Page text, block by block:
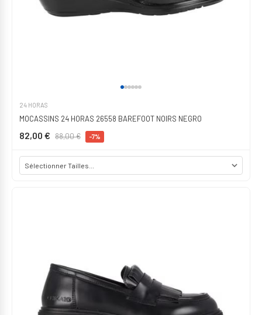
24 HORAS
MOCASSINS 24 HORAS 26558 BAREFOOT NOIRS NEGRO
82,00 € 88,00 € -7%